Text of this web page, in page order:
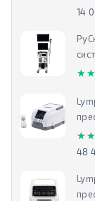
14
48